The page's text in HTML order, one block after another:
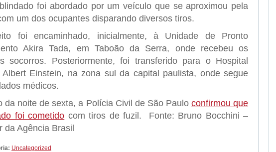
foi abordado por um veículo que se aproximou pela
um dos ocupantes disparando diversos tiros.
foi encaminhado, inicialmente, à Unidade de Pronto
Akira Tada, em Taboão da Serra, onde recebeu os
socorros. Posteriormente, foi transferido para o Hospital
Albert Einstein, na zona sul da capital paulista, onde segue
médicos.
da noite de sexta, a Polícia Civil de São Paulo confirmou que
foi cometido com tiros de fuzil. Fonte: Bruno Bocchini –
da Agência Brasil
Uncategorized